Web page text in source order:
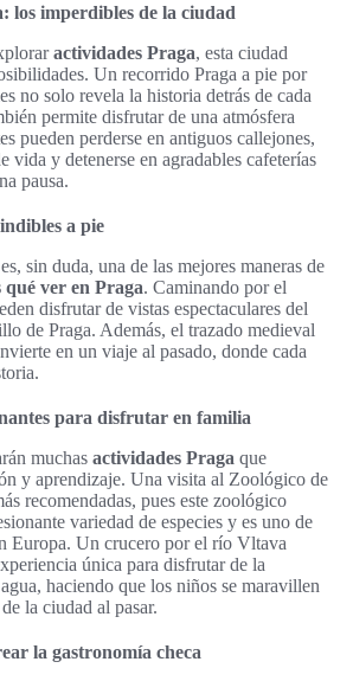
los imperdibles de la ciudad
actividades Praga, esta ciudad
Un recorrido Praga a pie por
no solo revela la historia detrás de cada
permite disfrutar de una atmósfera
pueden perderse en antiguos callejones,
vida y detenerse en agradables cafeterías
pausa.
a pie
sin duda, una de las mejores maneras de
qué ver en Praga. Caminando por el
disfrutar de vistas espectaculares del
de Praga. Además, el trazado medieval
en un viaje al pasado, donde cada
para disfrutar en familia
muchas actividades Praga que
y aprendizaje. Una visita al Zoológico de
recomendadas, pues este zoológico
variedad de especies y es uno de
Europa. Un crucero por el río Vltava
única para disfrutar de la
haciendo que los niños se maravillen
la ciudad al pasar.
la gastronomía checa